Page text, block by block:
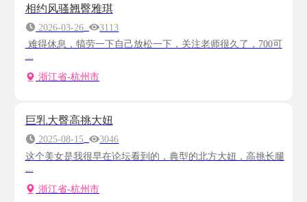
相约风骚翘臀雅琪
2026-03-26
3113
难得休息，犒劳一下自己放松一下，关注老师很久了，700可
...
浙江省-杭州市
巨乳大臀高挑大妞
2025-08-15
3046
这个美女是我很早在论坛看到的，典型的北方大妞，高挑长腿
...
浙江省-杭州市